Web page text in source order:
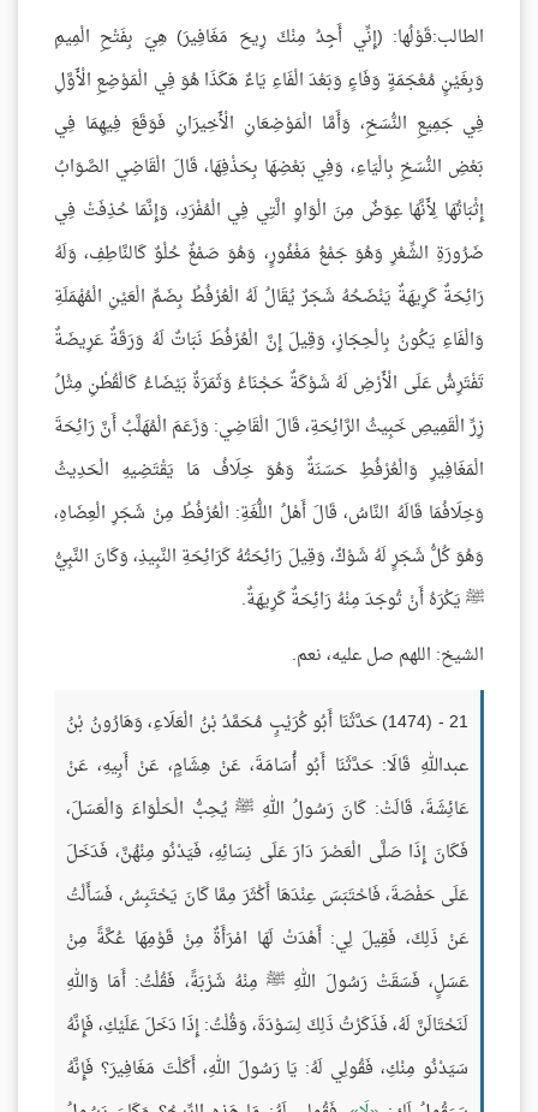
الطالب:قَوْلُها: (إِنِّي أَجِدُ مِنْكَ رِيحَ مَغَافِيرَ) هِيَ بِفَتْحِ الْمِيمِ
وَبِغَيْنٍ مُعْجَمَةٍ وَفَاءٍ وَبَعْدَ الْفَاءِ يَاءٌ هَكَذَا هُوَ فِي الْمَوْضِعِ الْأَوَّلِ
فِي جَمِيعِ النُّسَخِ، وَأَمَّا الْمَوْضِعَانِ الْأَخِيرَانِ فَوَقَعَ فِيهِمَا فِي
بَعْضِ النُّسَخِ بِالْيَاءِ، وَفِي بَعْضِهَا بِحَذْفِهَا، قَالَ الْقَاضِي الصَّوَابُ
إِثْبَاتُهَا لِأَنَّهَا عِوَضٌ مِنَ الْوَاوِ الَّتِي فِي الْمُفْرَدِ، وَإِنَّمَا حُذِفَتْ فِي
ضَرُورَةِ الشِّعْرِ وَهُوَ جَمْعُ مَغْفُورٍ، وَهُوَ صَمْغٌ حُلْوٌ كَالنَّاطِفِ، وَلَهُ
رَائِحَةٌ كَرِيهَةٌ يَنْضَحُهُ شَجَرٌ يُقَالُ لَهُ الْعُرْفُطُ بِضَمِّ الْعَيْنِ الْمُهْمَلَةِ
وَالْفَاءِ يَكُونُ بِالْحِجَازِ، وَقِيلَ إِنَّ الْعُرْفُطَ نَبَاتٌ لَهُ وَرَقَةٌ عَرِيضَةٌ
تَفْتَرِشُ عَلَى الْأَرْضِ لَهُ شَوْكَةٌ حَجْنَاءُ وَثَمَرَةٌ بَيْضَاءُ كَالْقُطْنِ مِثْلُ
زِرِّ الْقَمِيصِ خَبِيثُ الرَّائِحَةِ، قَالَ الْقَاضِي: وَزَعَمَ الْمُهَلَّبُ أَنَّ رَائِحَةَ
الْمَغَافِيرِ وَالْعُرْفُطِ حَسَنَةٌ وَهُوَ خِلَافُ مَا يَقْتَضِيهِ الْحَدِيثُ
وَخِلَافُمَا قَالَهُ النَّاسُ، قَالَ أَهْلُ اللُّغَةِ: الْعُرْفُطُ مِنْ شَجَرِ الْعِضَاهِ،
وَهُوَ كُلُّ شَجَرٍ لَهُ شَوْكٌ، وَقِيلَ رَائِحَتُهُ كَرَائِحَةِ النَّبِيذِ، وَكَانَ النَّبِيُّ
ﷺ يَكْرَهُ أَنْ تُوجَدَ مِنْهُ رَائِحَةٌ كَرِيهَةٌ.
الشيخ: اللهم صل عليه، نعم.
21 - (1474) حَدَّثَنَا أَبُو كُرَيْبٍ مُحَمَّدُ بْنُ الْعَلَاءِ، وَهَارُونُ بْنُ
عبداللهِ قَالَا: حَدَّثَنَا أَبُو أُسَامَةَ، عَنْ هِشَامٍ، عَنْ أَبِيهِ، عَنْ
عَائِشَةَ، قَالَتْ: كَانَ رَسُولُ اللهِ ﷺ يُحِبُّ الْحَلْوَاءَ وَالْعَسَلَ،
فَكَانَ إِذَا صَلَّى الْعَصْرَ دَارَ عَلَى نِسَائِهِ، فَيَدْنُو مِنْهُنَّ، فَدَخَلَ
عَلَى حَفْصَةَ، فَاحْتَبَسَ عِنْدَهَا أَكْثَرَ مِمَّا كَانَ يَحْتَبِسُ، فَسَأَلْتُ
عَنْ ذَلِكَ، فَقِيلَ لِي: أَهْدَتْ لَهَا امْرَأَةٌ مِنْ قَوْمِهَا عُكَّةً مِنْ
عَسَلٍ، فَسَقَتْ رَسُولَ اللهِ ﷺ مِنْهُ شَرْبَةً، فَقُلْتُ: أَمَا وَاللهِ
لَنَحْتَالَنَّ لَهُ، فَذَكَرْتُ ذَلِكَ لِسَوْدَةَ، وَقُلْتُ: إِذَا دَخَلَ عَلَيْكِ، فَإِنَّهُ
سَيَدْنُو مِنْكِ، فَقُولِي لَهُ: يَا رَسُولَ اللهِ، أَكَلْتَ مَغَافِيرَ؟ فَإِنَّهُ